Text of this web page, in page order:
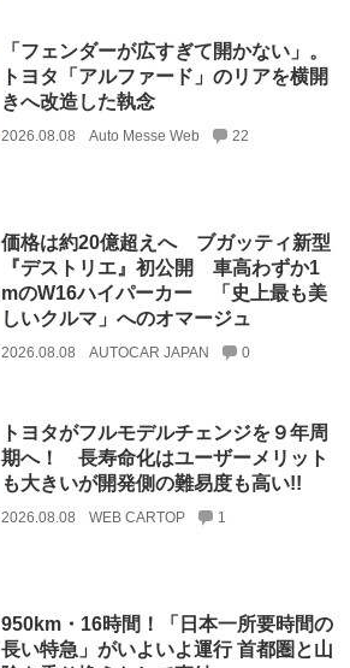
「フェンダーが広すぎて開かない」。
トヨタ「アルファード」のリアを横開
きへ改造した執念
2026.08.08 Auto Messe Web 22
価格は約20億超えへ ブガッティ新型
『デストリエ』初公開 車高わずか1
mのW16ハイパーカー 「史上最も美
しいクルマ」へのオマージュ
2026.08.08 AUTOCAR JAPAN 0
トヨタがフルモデルチェンジを９年周
期へ！ 長寿命化はユーザーメリット
も大きいが開発側の難易度も高い!!
2026.08.08 WEB CARTOP 1
950km・16時間！「日本一所要時間の
長い特急」がいよいよ運行 首都圏と山